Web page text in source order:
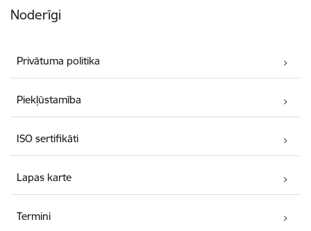
Noderīgi
Privātuma politika
Piekļūstamība
ISO sertifikāti
Lapas karte
Termini